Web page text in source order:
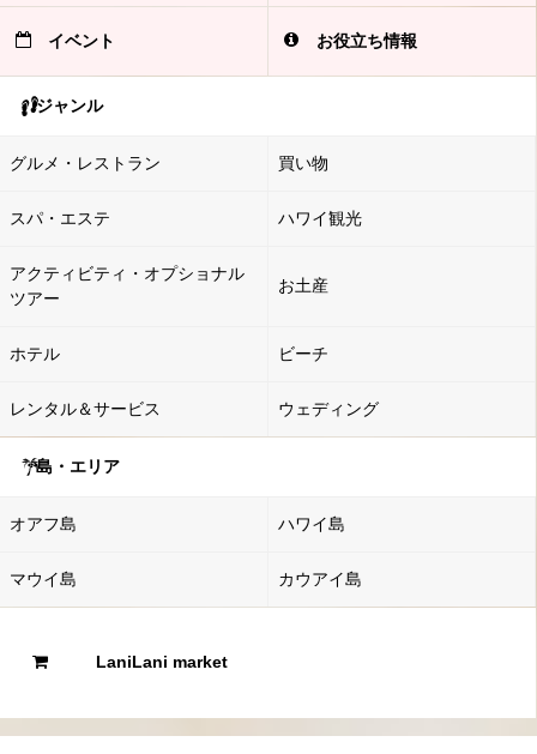
イベント お役立ち情報
ジャンル
グルメ・レストラン 買い物
スパ・エステ ハワイ観光
アクティビティ・オプショナル
ツアー
お土産
ホテル ビーチ
レンタル＆サービス ウェディング
島・エリア
オアフ島 ハワイ島
マウイ島 カウアイ島
LaniLani market